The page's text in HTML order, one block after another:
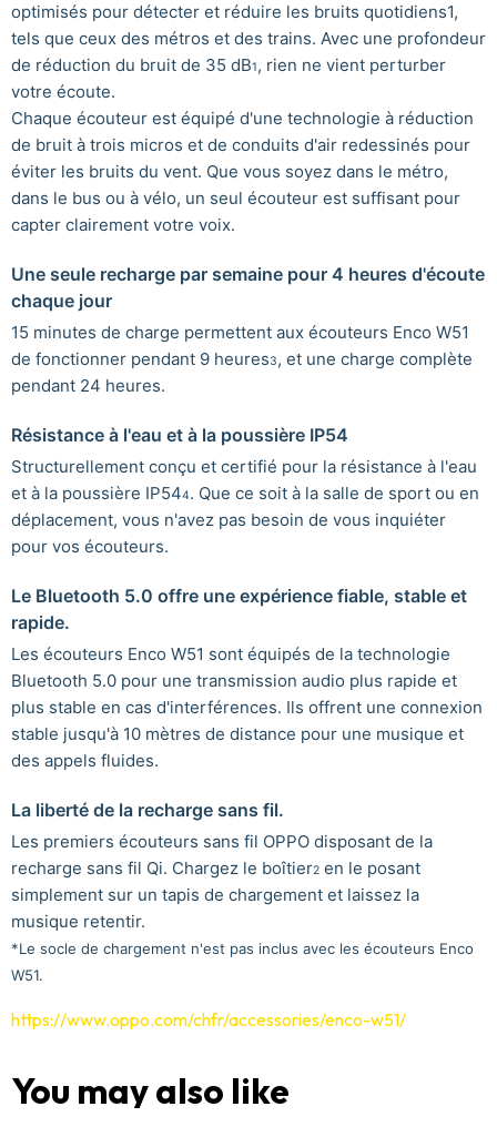
optimisés pour détecter et réduire les bruits quotidiens1,
tels que ceux des métros et des trains. Avec une profondeur
de réduction du bruit de 35 dB1, rien ne vient perturber
votre écoute.
Chaque écouteur est équipé d'une technologie à réduction
de bruit à trois micros et de conduits d'air redessinés pour
éviter les bruits du vent. Que vous soyez dans le métro,
dans le bus ou à vélo, un seul écouteur est suffisant pour
capter clairement votre voix.
Une seule recharge par semaine pour 4 heures d'écoute
chaque jour
15 minutes de charge permettent aux écouteurs Enco W51
de fonctionner pendant 9 heures3, et une charge complète
pendant 24 heures.
Résistance à l'eau et à la poussière IP54
Structurellement conçu et certifié pour la résistance à l'eau
et à la poussière IP544. Que ce soit à la salle de sport ou en
déplacement, vous n'avez pas besoin de vous inquiéter
pour vos écouteurs.
Le Bluetooth 5.0 offre une expérience fiable, stable et
rapide.
Les écouteurs Enco W51 sont équipés de la technologie
Bluetooth 5.0 pour une transmission audio plus rapide et
plus stable en cas d'interférences. Ils offrent une connexion
stable jusqu'à 10 mètres de distance pour une musique et
des appels fluides.
La liberté de la recharge sans fil.
Les premiers écouteurs sans fil OPPO disposant de la
recharge sans fil Qi. Chargez le boîtier2 en le posant
simplement sur un tapis de chargement et laissez la
musique retentir.
*Le socle de chargement n'est pas inclus avec les écouteurs Enco
W51.
https://www.oppo.com/chfr/accessories/enco-w51/
You may also like